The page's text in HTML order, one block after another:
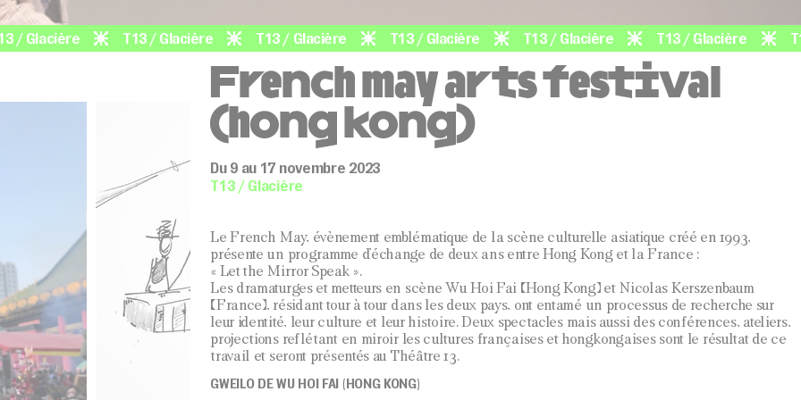
T13 / Glacière T13 / Glacière T13 / Glacière T13 / Glacière T13 / Glacière T13 /
French may arts festival
(hong kong)
Du 9 au 17 novembre 2023
T13 / Glacière
Le French May, évènement emblématique de la scène culturelle asiatique créé en 1993,
présente un programme d’échange de deux ans entre Hong Kong et la France :
« Let the Mirror Speak ».
Les dramaturges et metteurs en scène Wu Hoi Fai (Hong Kong) et Nicolas Kerszenbaum
(France), résidant tour à tour dans les deux pays, ont entamé un processus de recherche sur
leur identité, leur culture et leur histoire. Deux spectacles mais aussi des conférences, ateliers,
projections reflétant en miroir les cultures françaises et hongkongaises sont le résultat de ce
travail et seront présentés au Théâtre 13.
GWEILO DE WU HOI FAI (HONG KONG)